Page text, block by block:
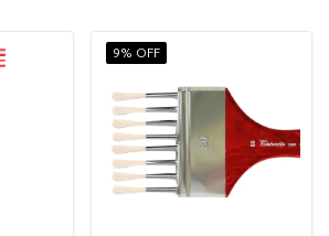
9% OFF